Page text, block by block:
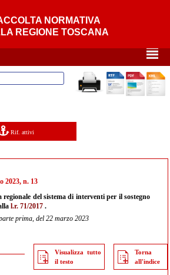
NORMATIVA
REGIONE TOSCANA
²
Rif. attivi
2023, n. 13
del sistema di interventi per il sostegno
l.r. 71/2017 .
prima, del 22 marzo 2023
Visualizza tutto
il testo
Torna
all'indice